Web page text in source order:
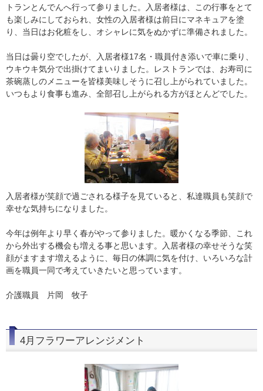
トランとんでんへ行って参りました。入居者様は、この行事をとて
も楽しみにしておられ、女性の入居者様は前日にマネキュアを塗
り、当日はお化粧をし、オシャレに気をぬかずに準備されました。
当日は曇り空でしたが、入居者様17名・職員付き添いで車に乗り、
ウキウキ気分で出掛けてまいりました。レストランでは、お寿司に
茶碗蒸しのメニューを皆様美味しそうに召し上がられていました。
いつもより食事も進み、全部召し上がられる方がほとんどでした。
入居者様が笑顔で過ごされる様子を見ていると、私達職員も笑顔で
幸せな気持ちになりました。
今年は例年より早く春がやって参りました。暖かくなる季節、これ
から外出する機会も増える事と思います。入居者様の幸せそうな笑
顔がますます増えるように、毎日の体調に気を付け、いろいろな計
画を職員一同で考えていきたいと思っています。
介護職員 片岡 牧子
4月フラワーアレンジメント